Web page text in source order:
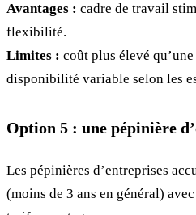
Avantages : cadre de travail
flexibilité.
Limites : coût plus élevé
disponibilité variable selon les
Option 5 : une pépinière
Les pépinières d’entreprises
(moins de 3 ans en général)